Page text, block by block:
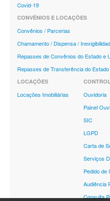
Covid-19
CONVÊNIOS E LOCAÇÕES
Convênios / Parcerias
Chamamento / Dispensa /
Repasses de Convênios do Estado e
Repasses de Transferência do
LOCAÇÕES
Locações Imobiliárias
Ouvidoria
Painel
SIC
LGPD
Carta de
Serviços
Pedido de
Audiência
Consulta